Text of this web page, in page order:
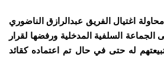
اغتيال الفريق عبدالرازق الناضوري
الجماعة السلفية المدخلية ورفضها لقرار
له حتى في حال تم اعتماده كقائد